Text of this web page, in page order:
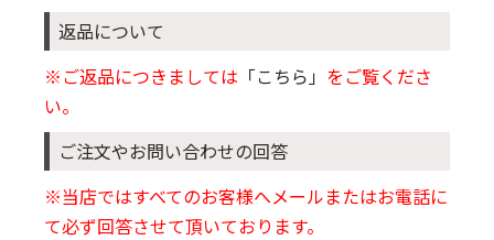
返品について
※ご返品につきましては 「こちら」 をご覧くださ
い。
ご注文やお問い合わせの回答
※当店ではすべてのお客様へメールまたはお電話に
て必ず回答させて頂いております。